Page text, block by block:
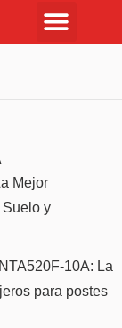
Mejor
y
10A: La
para postes